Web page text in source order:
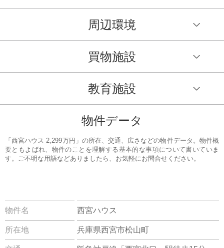
周辺環境
買物施設
教育施設
物件データ
「西宮ハウス 2,299万円」の所在、交通、広さなどの物件データ。物件概
要ともよばれ、物件のことを理解する基本的な事項について書いていま
す。ご不明な用語などありましたら、お気軽にお問合せください。
物件名 西宮ハウス
所在地 兵庫県西宮市松山町